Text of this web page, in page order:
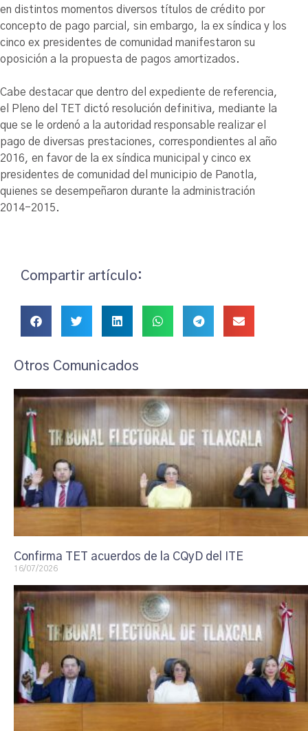
en distintos momentos diversos títulos de crédito por
concepto de pago parcial, sin embargo, la ex síndica y los
cinco ex presidentes de comunidad manifestaron su
oposición a la propuesta de pagos amortizados.
Cabe destacar que dentro del expediente de referencia,
el Pleno del TET dictó resolución definitiva, mediante la
que se le ordenó a la autoridad responsable realizar el
pago de diversas prestaciones, correspondientes al año
2016, en favor de la ex síndica municipal y cinco ex
presidentes de comunidad del municipio de Panotla,
quienes se desempeñaron durante la administración
2014-2015.
Compartir artículo:
Otros Comunicados
Confirma TET acuerdos de la CQyD del ITE
16/07/2026